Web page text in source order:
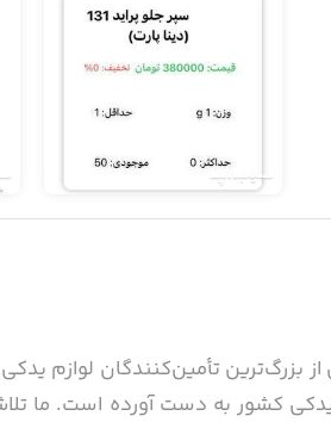
بزرگ‌ترین تأمین‌کنندگان لوازم
یدکی کشور به دست آورده است. ما